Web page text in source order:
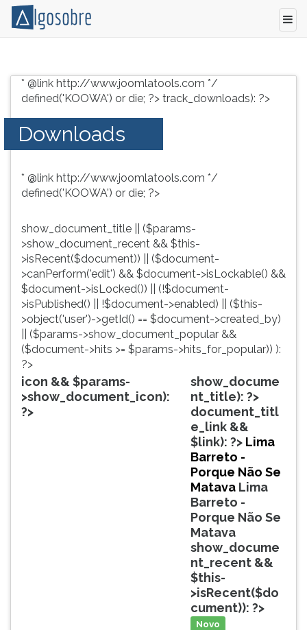
grátis
vestibular,
enem
concursos.
resumos
livros,
biografias,
profissões,
simulados
comentados.
Acessibilidade
leitor
TAB
depois
F
para
ouvir
conteúdo
principal
pular
essa
leitura
pressione
depois
pausar
* @link http://www.joomlatools.com */
defined('KOOWA') or die; ?> track_downloads): ?>
Downloads
* @link http://www.joomlatools.com */
defined('KOOWA') or die; ?>
show_document_title || ($params-
>show_document_recent && $this-
>isRecent($document)) || ($document-
>canPerform('edit') && $document->isLockable() &&
$document->isLocked()) || (!$document-
>isPublished() || !$document->enabled) || ($this-
>object('user')->getId() == $document->created_by)
|| ($params->show_document_popular &&
($document->hits >= $params->hits_for_popular)) ):
?>
icon && $params-
>show_document_icon):
?>
show_docume
nt_title): ?>
document_titl
e_link &&
$link): ?> Lima
Barreto -
Porque Não Se
Matava Lima
Barreto -
Porque Não Se
Matava
show_docume
nt_recent &&
$this-
>isRecent($do
cument)): ?>
Novo